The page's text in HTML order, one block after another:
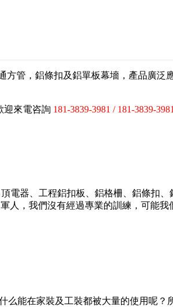
管，鋁條扣及鋁單板幕墻，產品廣
迎來電咨詢 181-3839-3981 / 181-3839-3981
電器、工程鋁扣板、鋁格柵、鋁條扣
，我們沒有經過專業的訓練，可能
能在家裝及工裝都被大量的使用呢？